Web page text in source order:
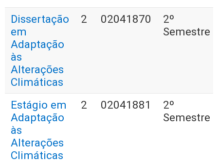
Dissertação
em
Adaptação
às
Alterações
Climáticas
2 02041870
2º
Semestre
Estágio em
Adaptação
às
Alterações
Climáticas
2 02041881
2º
Semestre